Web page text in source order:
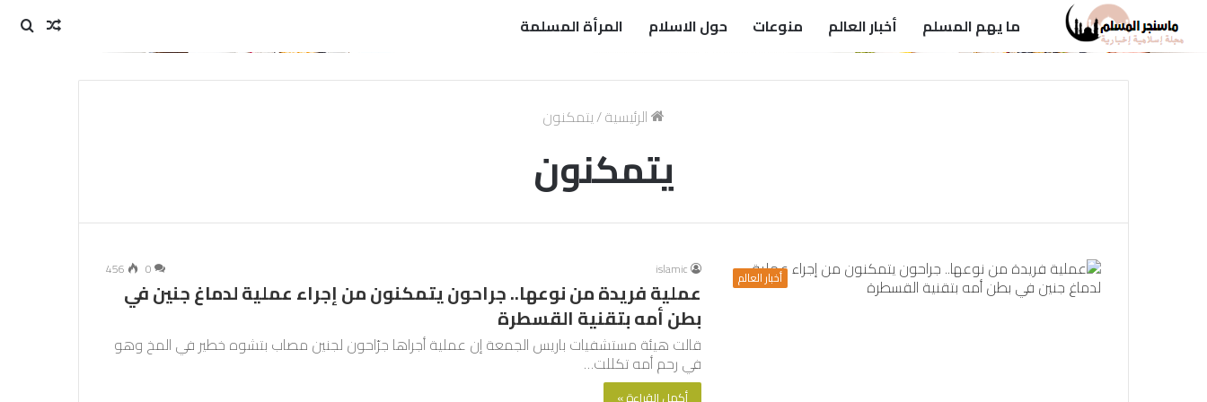
ما يهم المسلم أخبار العالم منوعات حول الاسلام المرأة المسلمة
مقال
الرئيسية/يتمكنون
يتمكنون
أخبار العالم islamic
0
456
عملية فريدة من نوعها.. جراحون يتمكنون من إجراء عملية لدماغ جنين في
بطن أمه بتقنية القسطرة
قالت هيئة مستشفيات باريس الجمعة إن عملية أجراها جرّاحون لجنين مصاب بتشوه خطير في المخ وهو
في رحم أمه تكللت…
أكمل القراءة »